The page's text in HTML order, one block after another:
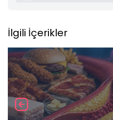
İlgili İçerikler